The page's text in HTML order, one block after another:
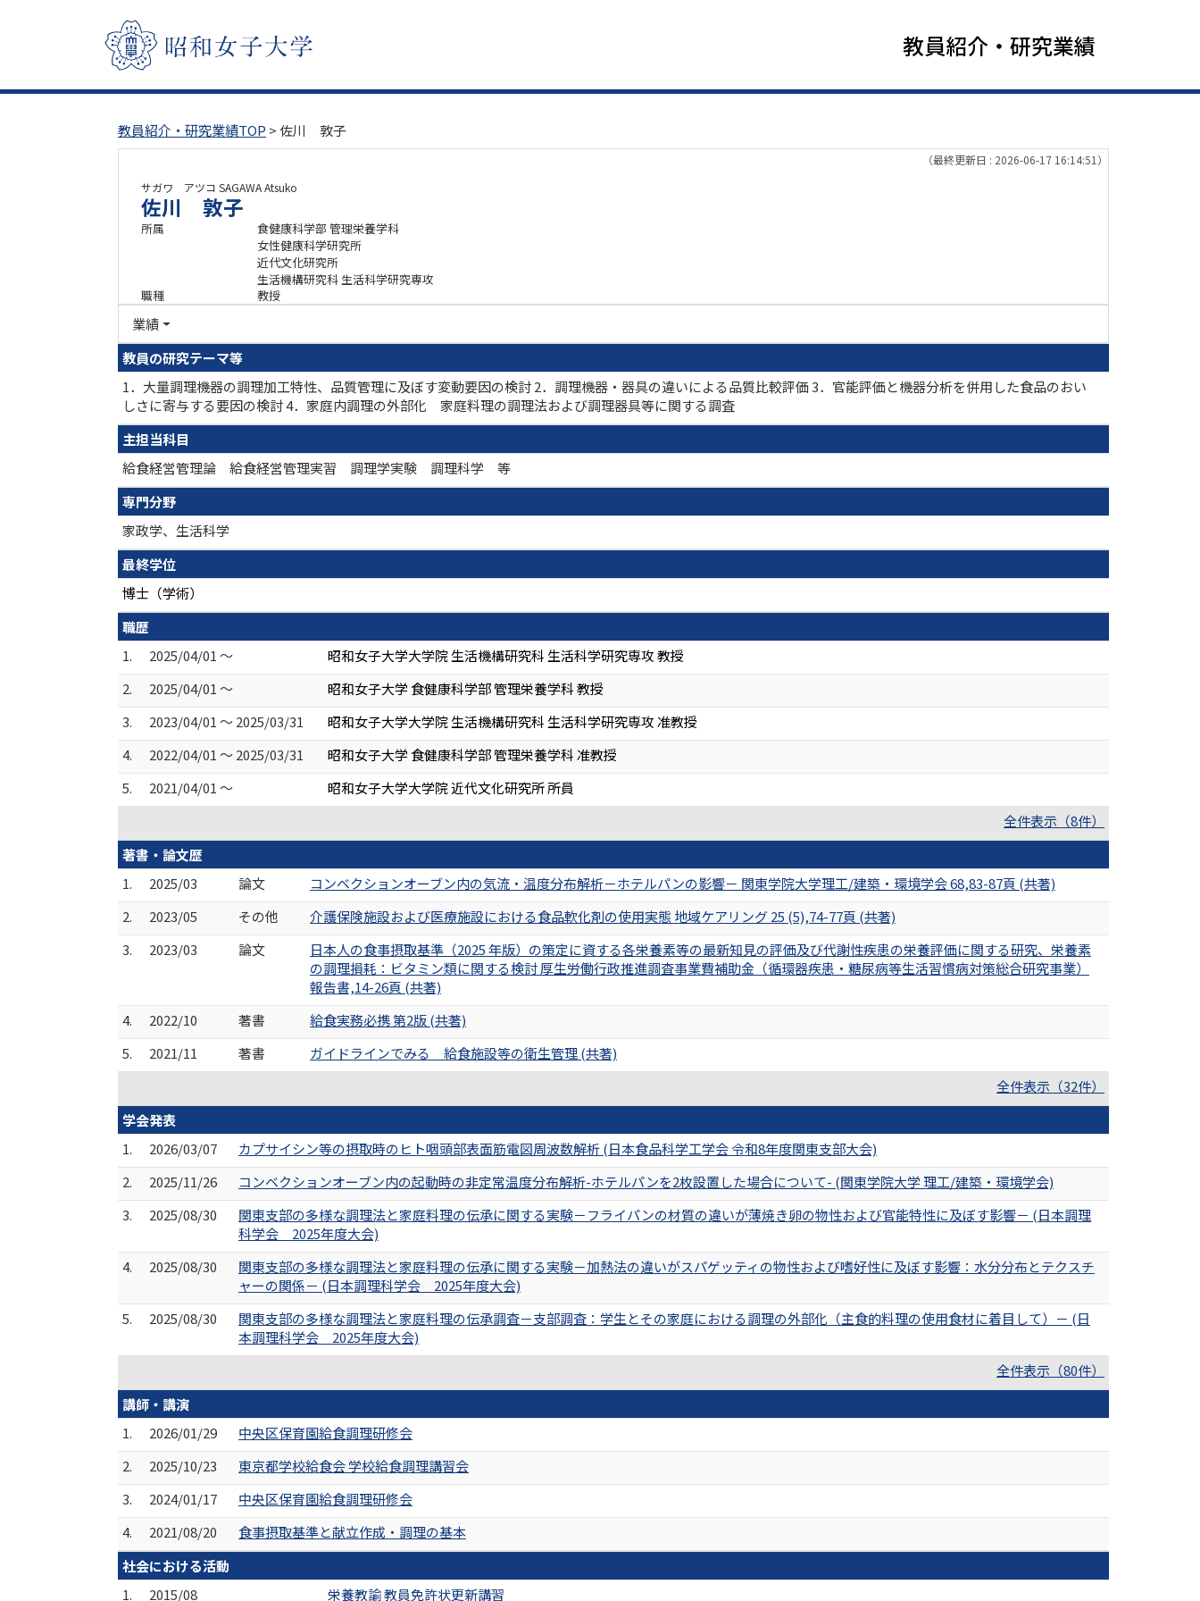
教員紹介・研究業績
教員紹介・研究業績TOP > 佐川 敦子
（最終更新日 : 2026-06-17 16:14:51）
サガワ アツコ SAGAWA Atsuko
佐川 敦子
所属
食健康科学部 管理栄養学科
女性健康科学研究所
近代文化研究所
生活機構研究科 生活科学研究専攻
職種
教授
業績
教員の研究テーマ等
1．大量調理機器の調理加工特性、品質管理に及ぼす変動要因の検討 2．調理機器・器具の違いによる品質比較評価 3．官能評価と機器分析を併用した食品のおい
しさに寄与する要因の検討 4．家庭内調理の外部化 家庭料理の調理法および調理器具等に関する調査
主担当科目
給食経営管理論 給食経営管理実習 調理学実験 調理科学 等
専門分野
家政学、生活科学
最終学位
博士（学術）
職歴
1.
2025/04/01 ～
昭和女子大学大学院 生活機構研究科 生活科学研究専攻 教授
2.
2025/04/01 ～
昭和女子大学 食健康科学部 管理栄養学科 教授
3.
2023/04/01 ～ 2025/03/31
昭和女子大学大学院 生活機構研究科 生活科学研究専攻 准教授
4.
2022/04/01 ～ 2025/03/31
昭和女子大学 食健康科学部 管理栄養学科 准教授
5.
2021/04/01 ～
昭和女子大学大学院 近代文化研究所 所員
全件表示（8件）
著書・論文歴
1.
2025/03 論文
コンベクションオーブン内の気流・温度分布解析－ホテルパンの影響－ 関東学院大学理工/建築・環境学会 68,83-87頁 (共著)
2.
2023/05 その他
介護保険施設および医療施設における食品軟化剤の使用実態 地域ケアリング 25 (5),74-77頁 (共著)
3.
2023/03 論文
日本人の食事摂取基準（2025 年版）の策定に資する各栄養素等の最新知見の評価及び代謝性疾患の栄養評価に関する研究、栄養素
の調理損耗：ビタミン類に関する検討 厚生労働行政推進調査事業費補助金（循環器疾患・糖尿病等生活習慣病対策総合研究事業）
報告書,14-26頁 (共著)
4.
2022/10 著書
給食実務必携 第2版 (共著)
5.
2021/11 著書
ガイドラインでみる 給食施設等の衛生管理 (共著)
全件表示（32件）
学会発表
1.
2026/03/07
カプサイシン等の摂取時のヒト咽頭部表面筋電図周波数解析 (日本食品科学工学会 令和8年度関東支部大会)
2.
2025/11/26
コンベクションオーブン内の起動時の非定常温度分布解析-ホテルパンを2枚設置した場合について- (関東学院大学 理工/建築・環境学会)
3.
2025/08/30
関東支部の多様な調理法と家庭料理の伝承に関する実験－フライパンの材質の違いが薄焼き卵の物性および官能特性に及ぼす影響－ (日本調理
科学会 2025年度大会)
4.
2025/08/30
関東支部の多様な調理法と家庭料理の伝承に関する実験－加熱法の違いがスパゲッティの物性および嗜好性に及ぼす影響：水分分布とテクスチ
ャーの関係－ (日本調理科学会 2025年度大会)
5.
2025/08/30
関東支部の多様な調理法と家庭料理の伝承調査－支部調査：学生とその家庭における調理の外部化（主食的料理の使用食材に着目して）－ (日
本調理科学会 2025年度大会)
全件表示（80件）
講師・講演
1.
2026/01/29
中央区保育園給食調理研修会
2.
2025/10/23
東京都学校給食会 学校給食調理講習会
3.
2024/01/17
中央区保育園給食調理研修会
4.
2021/08/20
食事摂取基準と献立作成・調理の基本
社会における活動
1.
2015/08
栄養教諭 教員免許状更新講習